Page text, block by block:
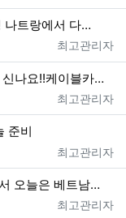
나트랑에서 다…
등록자
최고관리자
나요!!케이블카…
등록자
최고관리자
준비
등록자
최고관리자
오늘은 베트남…
등록자
최고관리자